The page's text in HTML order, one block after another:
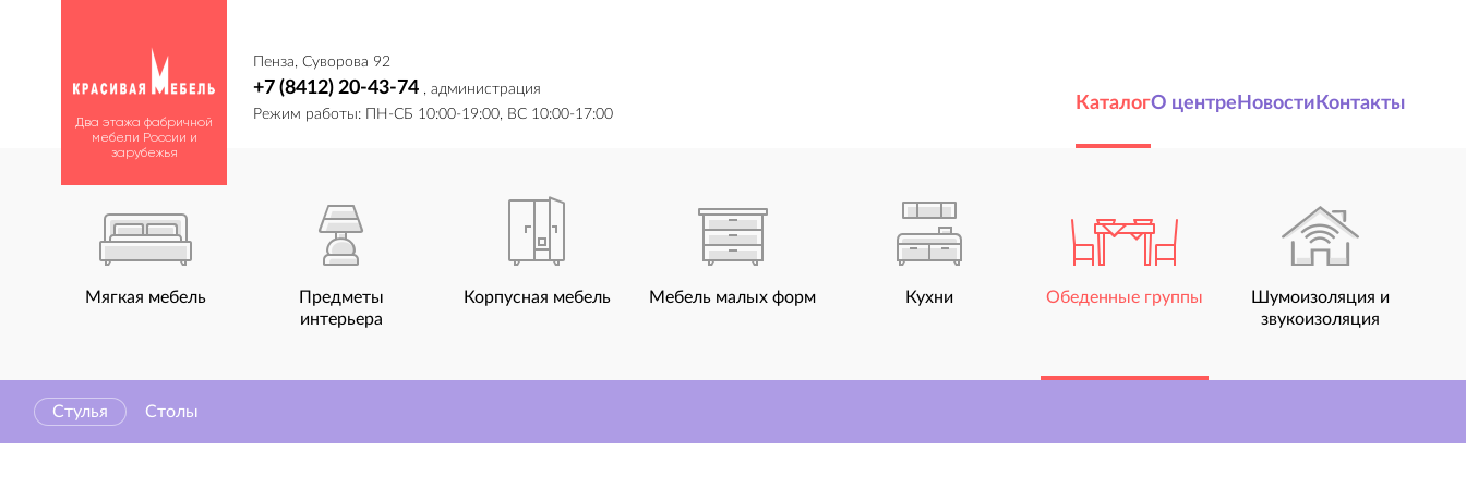
Два этажа фабричной
мебели России и
зарубежья
Пенза, Суворова 92
+7 (8412) 20-43-74 , администрация
Режим работы: ПН-СБ 10:00-19:00, ВС 10:00-17:00
КаталогО центре Новости Контакты
Мягкая мебель
Предметы
интерьера
Корпусная мебель Мебель малых форм Кухни Обеденные группы
Шумоизоляция и
звукоизоляция
Стулья Столы